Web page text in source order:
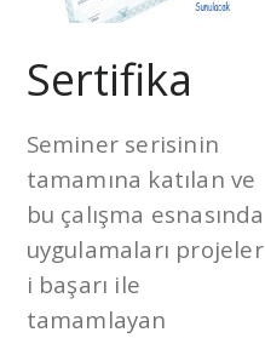
Sertifika
Seminer serisinin
tamamına katılan ve
bu çalışma esnasında
uygulamaları projeler
i başarı ile
tamamlayan